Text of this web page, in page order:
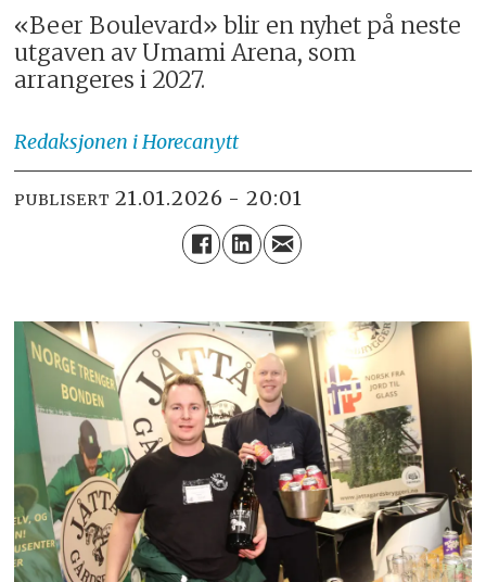
«Beer Boulevard» blir en nyhet på neste
utgaven av Umami Arena, som
arrangeres i 2027.
Redaksjonen i Horecanytt
PUBLISERT 21.01.2026 - 20:01